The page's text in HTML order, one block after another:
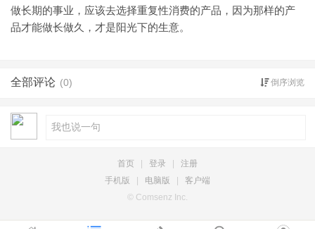
做长期的事业，应该去选择重复性消费的产品，因为那样的产
品才能做长做久，才是阳光下的生意。
全部评论 (0) 倒序浏览
首页 登录
注册
手机版
电脑版
客户端
© Comsenz Inc.